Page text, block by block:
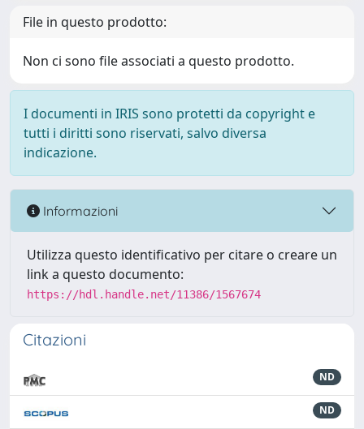
File in questo prodotto:
Non ci sono file associati a questo prodotto.
I documenti in IRIS sono protetti da copyright e
tutti i diritti sono riservati, salvo diversa
indicazione.
Informazioni
Utilizza questo identificativo per citare o creare un
link a questo documento:
https://hdl.handle.net/11386/1567674
Citazioni
ND
ND